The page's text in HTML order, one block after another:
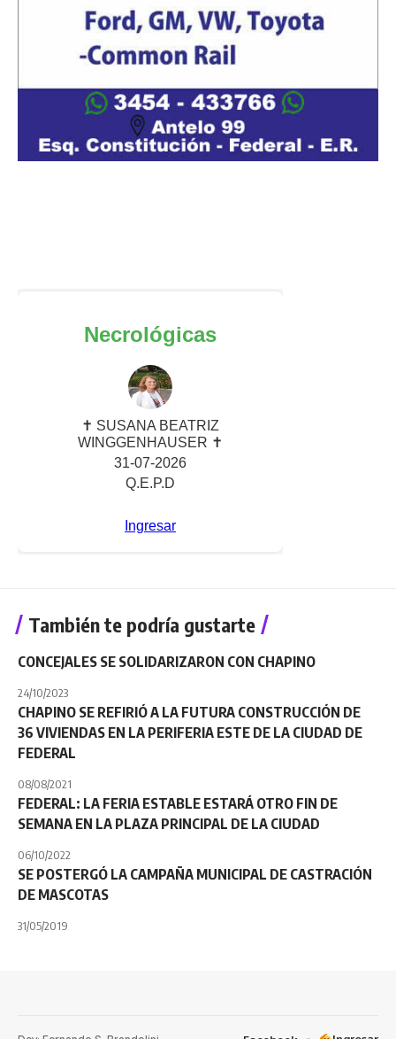
También te podría gustarte
CONCEJALES SE SOLIDARIZARON CON CHAPINO
24/10/2023
CHAPINO SE REFIRIÓ A LA FUTURA CONSTRUCCIÓN DE
36 VIVIENDAS EN LA PERIFERIA ESTE DE LA CIUDAD DE
FEDERAL
08/08/2021
FEDERAL: LA FERIA ESTABLE ESTARÁ OTRO FIN DE
SEMANA EN LA PLAZA PRINCIPAL DE LA CIUDAD
06/10/2022
SE POSTERGÓ LA CAMPAÑA MUNICIPAL DE CASTRACIÓN
DE MASCOTAS
31/05/2019